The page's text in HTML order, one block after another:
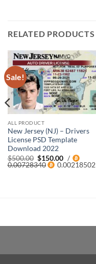
RELATED PRODUCTS
Sale!
ALL PRODUCT
New Jersey (NJ) – Drivers
License PSD Template
Download 2022
$500.00 Original
price
was:
$150.00Current
price
/
0.00728340
0.00218502